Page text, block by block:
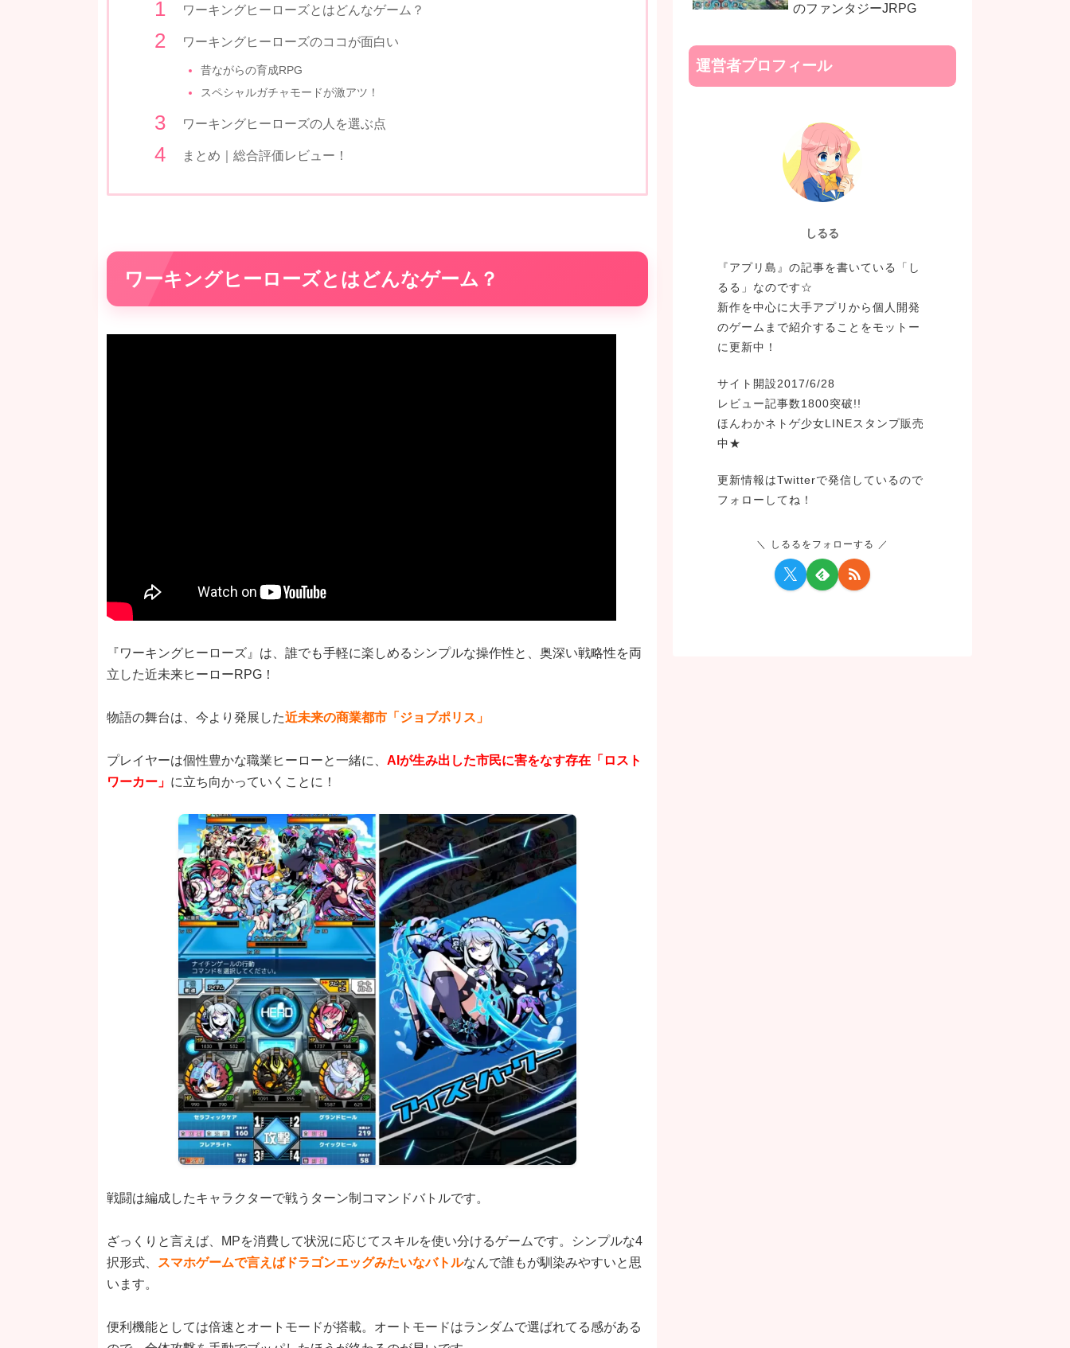
ワーキングヒーローズとはどんなゲーム？
ワーキングヒーローズのココが面白い
昔ながらの育成RPG
スペシャルガチャモードが激アツ！
ワーキングヒーローズの人を選ぶ点
まとめ｜総合評価レビュー！
ワーキングヒーローズとはどんなゲーム？
『ワーキングヒーローズ』は、誰でも手軽に楽しめるシンプルな操作性と、奥深い戦略性を両
立した近未来ヒーローRPG！
物語の舞台は、今より発展した近未来の商業都市「ジョブポリス」
プレイヤーは個性豊かな職業ヒーローと一緒に、 AIが生み出した市民に害をなす存在「ロスト
ワーカー」 に立ち向かっていくことに！
戦闘は編成したキャラクターで戦うターン制コマンドバトルです。
ざっくりと言えば、MPを消費して状況に応じてスキルを使い分けるゲームです。シンプルな4
択形式、
スマホゲームで言えばドラゴンエッグみたいなバトルなんで誰もが馴染みやすいと思
います。
便利機能としては倍速とオートモードが搭載。オートモードはランダムで選ばれてる感がある
のファンタジーJRPG
運営者プロフィール
しるる
『アプリ島』の記事を書いている「し
るる」なのです☆
新作を中心に大手アプリから個人開発
のゲームまで紹介することをモットー
に更新中！
サイト開設2017/6/28
レビュー記事数1800突破!!
ほんわかネトゲ少女LINEスタンプ販売
中★
更新情報はTwitterで発信しているので
フォローしてね！
しるるをフォローする